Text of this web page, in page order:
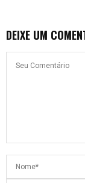
DEIXE UM